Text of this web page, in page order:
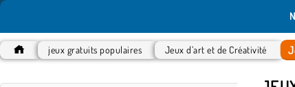
jeux gratuits populaires Jeux d’art et de Créativité